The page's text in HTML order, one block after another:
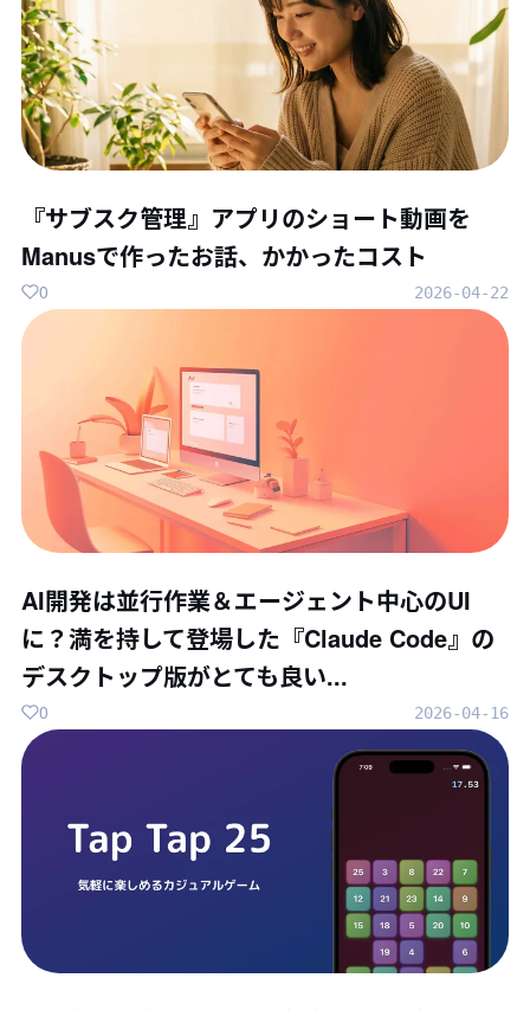
『サブスク管理』アプリのショート動画を
Manusで作ったお話、かかったコスト
2026-04-22
0
AI開発は並行作業＆エージェント中心のUI
に？満を持して登場した『Claude Code』の
デスクトップ版がとても良い...
2026-04-16
0